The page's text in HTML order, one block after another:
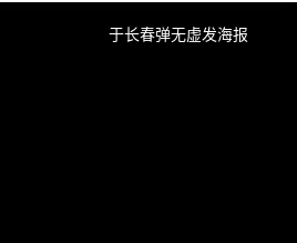
于长春弹无虚发海报